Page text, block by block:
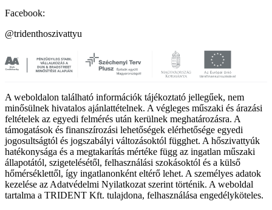
Facebook:
@tridenthoszivattyu
A weboldalon található információk tájékoztató jellegűek, nem
minősülnek hivatalos ajánlattételnek. A végleges műszaki és árazási
feltételek az egyedi felmérés után kerülnek meghatározásra. A
támogatások és finanszírozási lehetőségek elérhetősége egyedi
jogosultságtól és jogszabályi változásoktól függhet. A hőszivattyúk
hatékonysága és a megtakarítás mértéke függ az ingatlan műszaki
állapotától, szigetelésétől, felhasználási szokásoktól és a külső
hőmérséklettől, így ingatlanonként eltérő lehet. A személyes adatok
kezelése az Adatvédelmi Nyilatkozat szerint történik. A weboldal
tartalma a TRIDENT Kft. tulajdona, felhasználása engedélyköteles.